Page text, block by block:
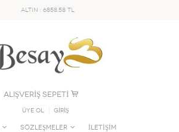
ALTIN : 6858.58 TL
ALIŞVERİŞ SEPETİ
Üye Ol GİRİŞ
SÖZLEŞMELER İLETİŞİM